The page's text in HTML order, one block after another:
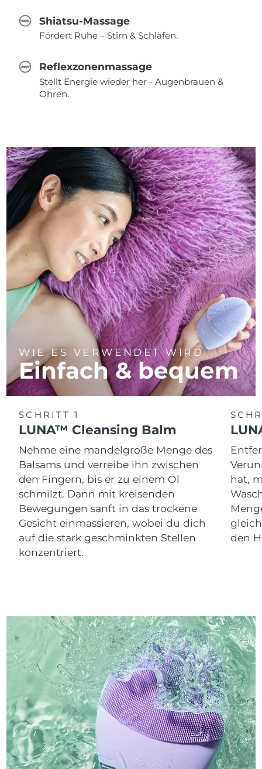
Shiatsu-Massage
Fördert Ruhe – Stirn & Schläfen.
Reflexzonenmassage
Stellt Energie wieder her - Augenbrauen &
Ohren.
WIE ES VERWENDET WIRD
Einfach & bequem
SCHRITT 1
LUNA™ Cleansing Balm
Nehme eine mandelgroße Menge des
Balsams und verreibe ihn zwischen
den Fingern, bis er zu einem Öl
schmilzt. Dann mit kreisenden
Bewegungen sanft in das trockene
Gesicht einmassieren, wobei du dich
auf die stark geschminkten Stellen
konzentriert.
hat,
den